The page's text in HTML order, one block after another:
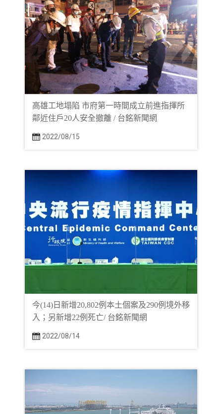
高雄工地塌陷 市府第一時間成立前進指揮所
鄰近住戶20人安全撤離 / 台銘新聞網
2022/08/15
今(14)日新增20,802例本土個案及290例境外移
入；另新增22例死亡/ 台銘新聞網
2022/08/14